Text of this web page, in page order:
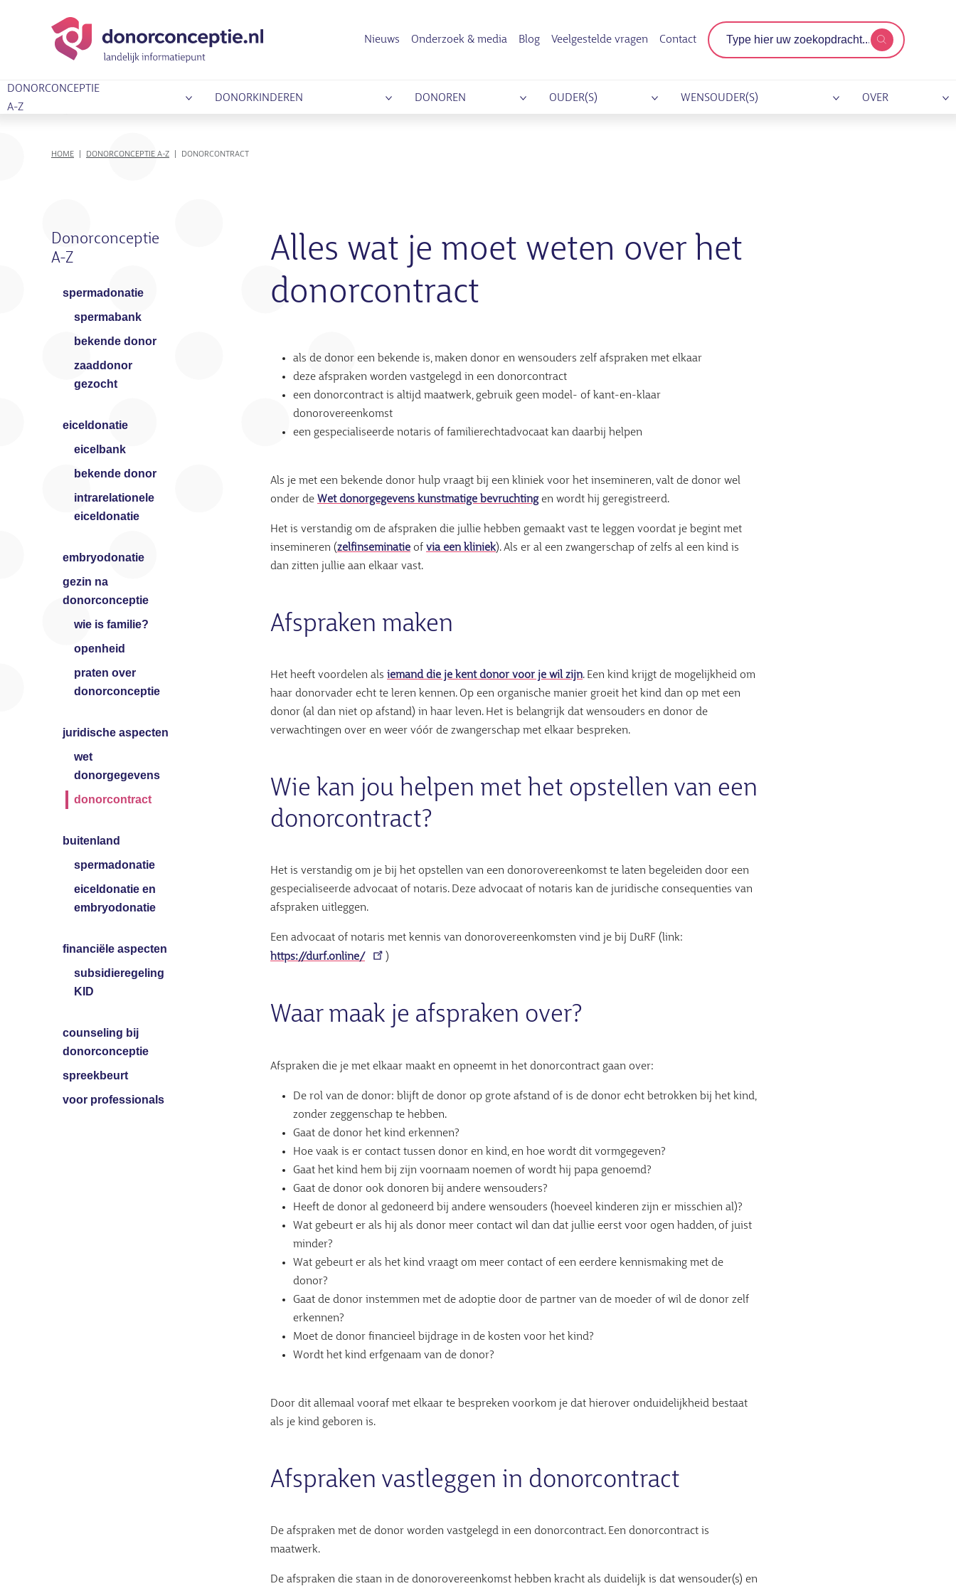
Nieuws Onderzoek & media Blog Veelgestelde vragen Contact
Zoekterm
DONORCONCEPTIE
A-Z
DONORKINDEREN DONOREN OUDER(S) WENSOUDER(S) OVER
KRUIMELPAD
HOME DONORCONCEPTIE A-Z DONORCONTRACT
Donorconceptie
A-Z
spermadonatie
spermabank
bekende donor
zaaddonor
gezocht
eiceldonatie
eicelbank
bekende donor
intrarelationele
eiceldonatie
embryodonatie
gezin na
donorconceptie
wie is familie?
openheid
praten over
donorconceptie
juridische aspecten
wet
donorgegevens
donorcontract
buitenland
spermadonatie
eiceldonatie en
embryodonatie
financiële aspecten
subsidieregeling
KID
counseling bij
donorconceptie
spreekbeurt
voor professionals
Alles wat je moet weten over het
donorcontract
als de donor een bekende is, maken donor en wensouders zelf afspraken met elkaar
deze afspraken worden vastgelegd in een donorcontract
een donorcontract is altijd maatwerk, gebruik geen model- of kant-en-klaar
donorovereenkomst
een gespecialiseerde notaris of familierechtadvocaat kan daarbij helpen
Als je met een bekende donor hulp vraagt bij een kliniek voor het insemineren, valt de donor wel
onder de Wet donorgegevens kunstmatige bevruchtingen wordt hij geregistreerd.
Het is verstandig om de afspraken die jullie hebben gemaakt vast te leggen voordat je begint met
insemineren (zelfinseminatieof via een kliniek). Als er al een zwangerschap of zelfs al een kind is
dan zitten jullie aan elkaar vast.
Afspraken maken
Het heeft voordelen als iemand die je kent donor voor je wil zijn. Een kind krijgt de mogelijkheid om
haar donorvader echt te leren kennen. Op een organische manier groeit het kind dan op met een
donor (al dan niet op afstand) in haar leven. Het is belangrijk dat wensouders en donor de
verwachtingen over en weer vóór de zwangerschap met elkaar bespreken.
Wie kan jou helpen met het opstellen van een
donorcontract?
Het is verstandig om je bij het opstellen van een donorovereenkomst te laten begeleiden door een
gespecialiseerde advocaat of notaris. Deze advocaat of notaris kan de juridische consequenties van
afspraken uitleggen.
Een advocaat of notaris met kennis van donorovereenkomsten vind je bij DuRF (link:
https://durf.online/
)
Waar maak je afspraken over?
Afspraken die je met elkaar maakt en opneemt in het donorcontract gaan over:
De rol van de donor: blijft de donor op grote afstand of is de donor echt betrokken bij het kind,
zonder zeggenschap te hebben.
Gaat de donor het kind erkennen?
Hoe vaak is er contact tussen donor en kind, en hoe wordt dit vormgegeven?
Gaat het kind hem bij zijn voornaam noemen of wordt hij papa genoemd?
Gaat de donor ook donoren bij andere wensouders?
Heeft de donor al gedoneerd bij andere wensouders (hoeveel kinderen zijn er misschien al)?
Wat gebeurt er als hij als donor meer contact wil dan dat jullie eerst voor ogen hadden, of juist
minder?
Wat gebeurt er als het kind vraagt om meer contact of een eerdere kennismaking met de
donor?
Gaat de donor instemmen met de adoptie door de partner van de moeder of wil de donor zelf
erkennen?
Moet de donor financieel bijdrage in de kosten voor het kind?
Wordt het kind erfgenaam van de donor?
Door dit allemaal vooraf met elkaar te bespreken voorkom je dat hierover onduidelijkheid bestaat
als je kind geboren is.
Afspraken vastleggen in donorcontract
De afspraken met de donor worden vastgelegd in een donorcontract. Een donorcontract is
maatwerk.
De afspraken die staan in de donorovereenkomst hebben kracht als duidelijk is dat wensouder(s) en